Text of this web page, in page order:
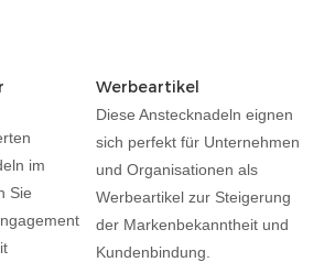
im
Sie
Werbeartikel
Diese Anstecknadeln eignen
sich perfekt für Unternehmen
und Organisationen als
Werbeartikel zur Steigerung
der Markenbekanntheit und
Kundenbindung.